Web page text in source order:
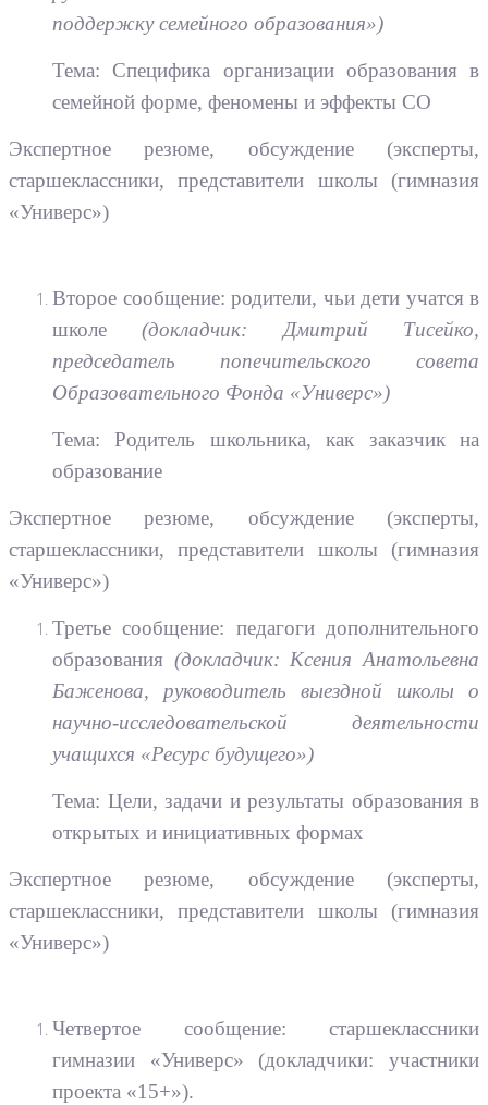
поддержку семейного образования»)
Тема: Специфика организации образования в
семейной форме, феномены и эффекты СО
Экспертное резюме, обсуждение (эксперты,
старшеклассники, представители школы (гимназия
«Универс»)
Второе сообщение: родители, чьи дети учатся в
школе(докладчик: Дмитрий Тисейко,
председатель попечительского совета
Образовательного Фонда «Универс»)
Тема: Родитель школьника, как заказчик на
образование
Экспертное резюме, обсуждение (эксперты,
старшеклассники, представители школы (гимназия
«Универс»)
Третье сообщение: педагоги дополнительного
образования (докладчик: Ксения Анатольевна
Баженова, руководитель выездной школы о
научно-исследовательской деятельности
учащихся «Ресурс будущего»)
Тема: Цели, задачи и результаты образования в
открытых и инициативных формах
Экспертное резюме, обсуждение (эксперты,
старшеклассники, представители школы (гимназия
«Универс»)
Четвертое сообщение: старшеклассники
гимназии «Универс» (докладчики: участники
проекта «15+»).